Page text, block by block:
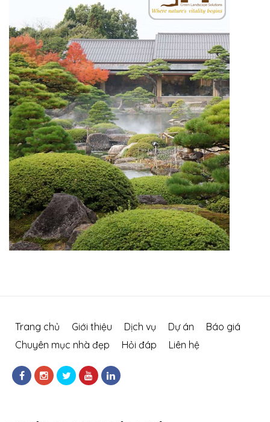
Trang chủ Giới thiệu Dịch vụ Dự án
Báo giá
Chuyên mục nhà đẹp
Hỏi đáp Liên hệ